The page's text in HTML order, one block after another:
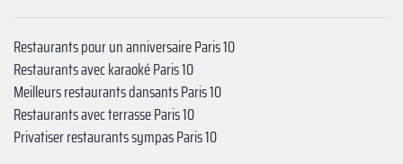
Restaurants pour un anniversaire Paris 10
Restaurants avec karaoké Paris 10
Meilleurs restaurants dansants Paris 10
Restaurants avec terrasse Paris 10
Privatiser restaurants sympas Paris 10